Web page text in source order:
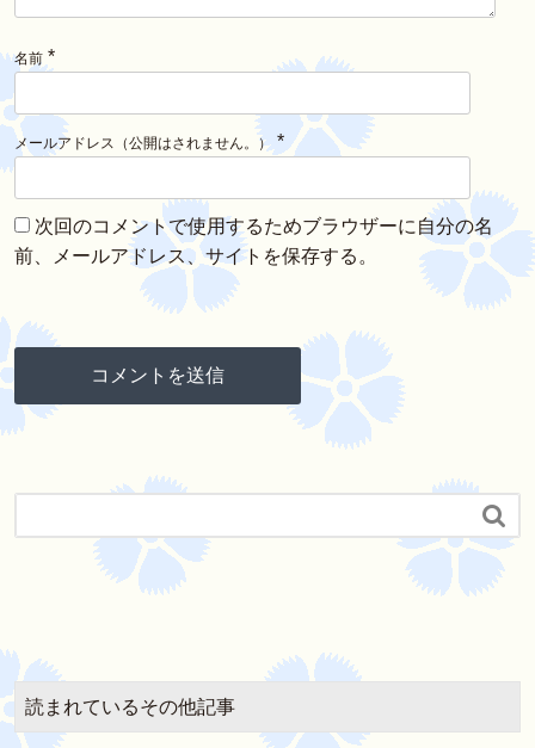
名前 *
メールアドレス（公開はされません。） *
次回のコメントで使用するためブラウザーに自分の名
前、メールアドレス、サイトを保存する。

読まれているその他記事